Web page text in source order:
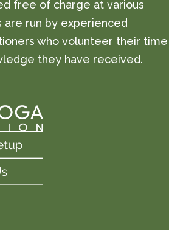
free of charge at various
are run by experienced
who volunteer their time
they have received.